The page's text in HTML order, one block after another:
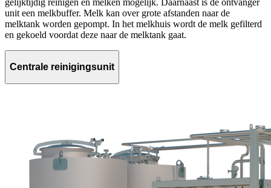
gelijktijdig reinigen en melken mogelijk. Daarnaast is de ontvanger
unit een melkbuffer. Melk kan over grote afstanden naar de
melktank worden gepompt. In het melkhuis wordt de melk gefilterd
en gekoeld voordat deze naar de melktank gaat.
Centrale reinigingsunit